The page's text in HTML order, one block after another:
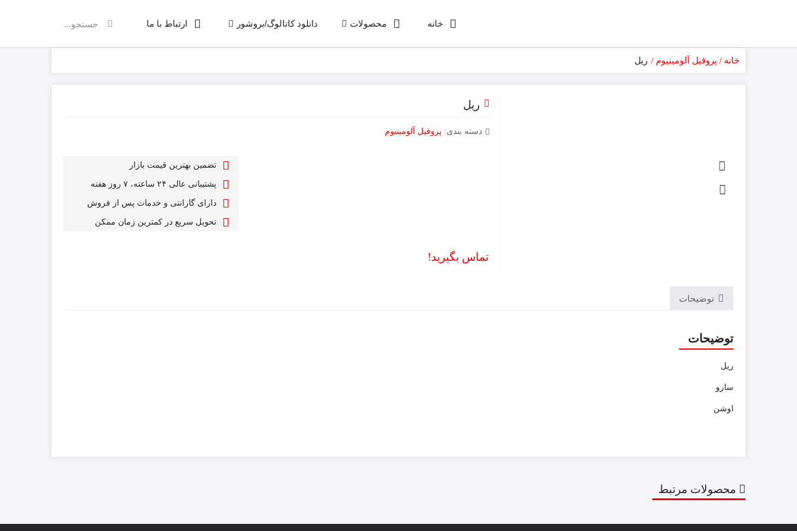
خانه محصولات دانلود کاتالوگ/بروشور ارتباط با ما
خانه پروفیل آلومینیوم ریل
ریل
دسته بندی: پروفیل آلومینیوم
تضمین بهترین قیمت بازار
پشتیبانی عالی ۲۴ ساعته، ۷ روز هفته
دارای گارانتی و خدمات پس از فروش
تحویل سریع در کمترین زمان ممکن
تماس بگیرید!
توضیحات
توضیحات
ریل
سارو
اوشن
محصولات مرتبط